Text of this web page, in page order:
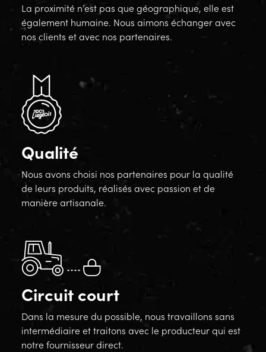
La proximité n’est pas que géographique, elle est
également humaine. Nous aimons échanger avec
nos clients et avec nos partenaires.
Qualité
Nous avons choisi nos partenaires pour la qualité
de leurs produits, réalisés avec passion et de
manière artisanale.
Circuit court
Dans la mesure du possible, nous travaillons sans
intermédiaire et traitons avec le producteur qui est
notre fournisseur direct.